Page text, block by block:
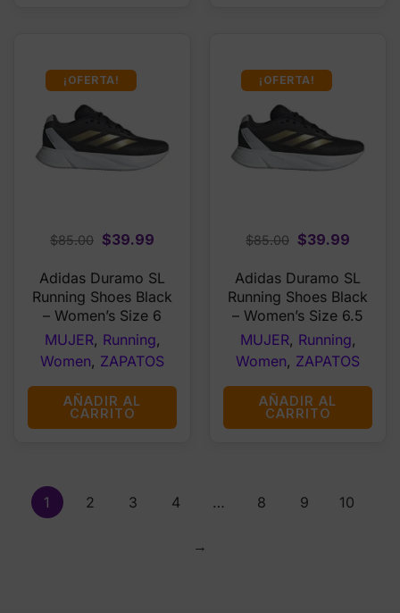
¡OFERTA!
$85.00 Original
was:
$85.00.
$39.99
is:
$39.99.
Adidas Duramo SL
Running Shoes Black
– Women’s Size 6
MUJER, Running,
Women, ZAPATOS
AÑADIR AL
CARRITO
¡OFERTA!
$85.00 Original
was:
$85.00.
$39.99
is:
Adidas Duramo SL
Running Shoes Black
– Women’s Size 6.5
MUJER, Running,
Women, ZAPATOS
AÑADIR AL
CARRITO
1 2 3 4 … 8 9 10
→